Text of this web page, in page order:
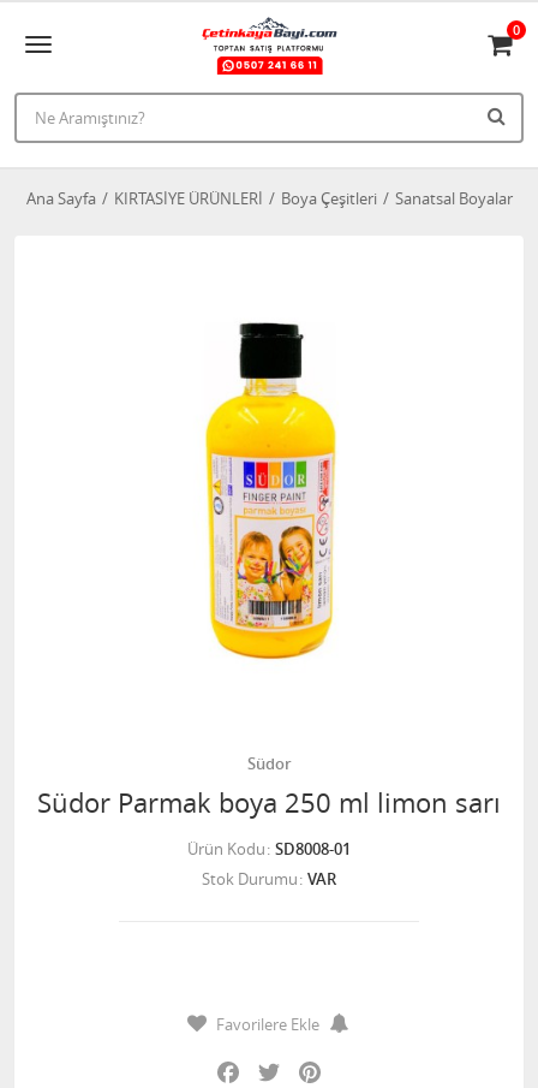
0
Ana Sayfa KIRTASİYE ÜRÜNLERİ Boya Çeşitleri Sanatsal Boyalar
Südor
Südor Parmak boya 250 ml limon sarı
Ürün Kodu SD8008-01
Stok Durumu VAR
Favorilere Ekle
Facebook
Twitter